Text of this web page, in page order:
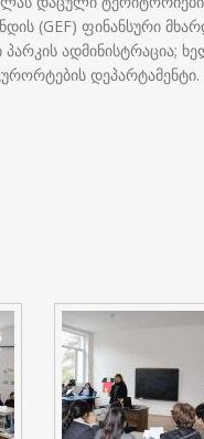
(GEF) ფინანსური
ადმინისტრაცია;
დეპარტამენტი.